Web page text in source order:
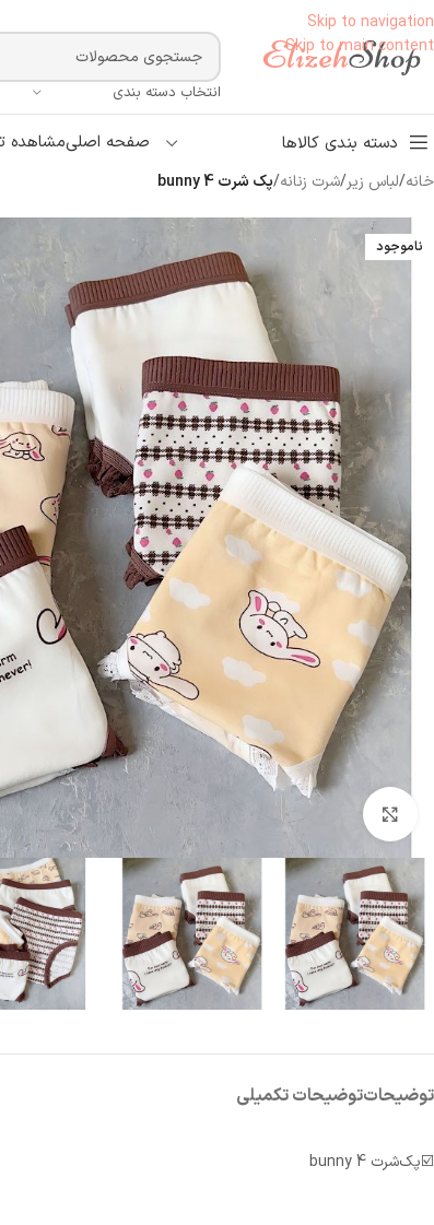
Skip to navigation
Skip to main content
انتخاب دسته بندی
دسته بندی کالاها صفحه اصلیمشاهده
خانه/لباس زیر/شرت زنانه/پک شرت bunny 4
ناموجود
بزرگنمایی تصویر
توضیحاتتوضیحات تکمیلی
☑️پک‌شرت bunny 4